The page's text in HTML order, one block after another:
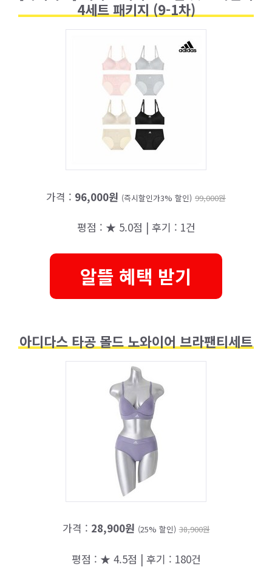
4세트 패키지 (9-1차)
가격 : 96,000원 (즉시할인가3% 할인) 99,000원
평점 : ★ 5.0점 | 후기 : 1건
알뜰 혜택 받기
아디다스 타공 몰드 노와이어 브라팬티세트
가격 : 28,900원 (25% 할인) 38,900원
평점 : ★ 4.5점 | 후기 : 180건